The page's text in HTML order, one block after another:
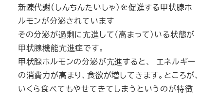
新陳代謝(しんちんたいしゃ)を促進する甲状腺ホ
ルモンが分泌されています
その分泌が過剰に亢進して（高まって）いる状態が
甲状腺機能亢進症です。
甲状腺ホルモンの分泌が亢進すると、 エネルギー
の消費力が高まり、食欲が増してきます。ところが、
いくら食べてもやせてきてしまうというのが特徴